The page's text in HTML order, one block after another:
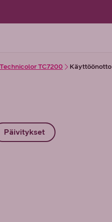
Technicolor TC7200 Käyttöönotto
Päivitykset